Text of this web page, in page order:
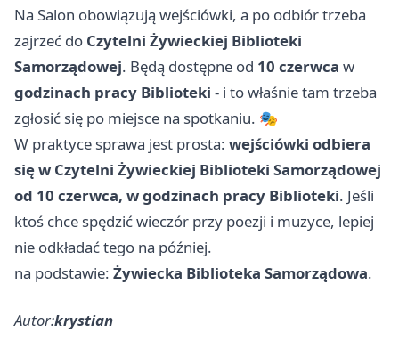
Na Salon obowiązują wejściówki, a po odbiór trzeba
zajrzeć do Czytelni Żywieckiej Biblioteki
Samorządowej. Będą dostępne od 10 czerwca w
godzinach pracy Biblioteki - i to właśnie tam trzeba
zgłosić się po miejsce na spotkaniu. 🎭
W praktyce sprawa jest prosta: wejściówki odbiera
się w Czytelni Żywieckiej Biblioteki Samorządowej
od 10 czerwca, w godzinach pracy Biblioteki. Jeśli
ktoś chce spędzić wieczór przy poezji i muzyce, lepiej
nie odkładać tego na później.
na podstawie: Żywiecka Biblioteka Samorządowa.
Autor:krystian